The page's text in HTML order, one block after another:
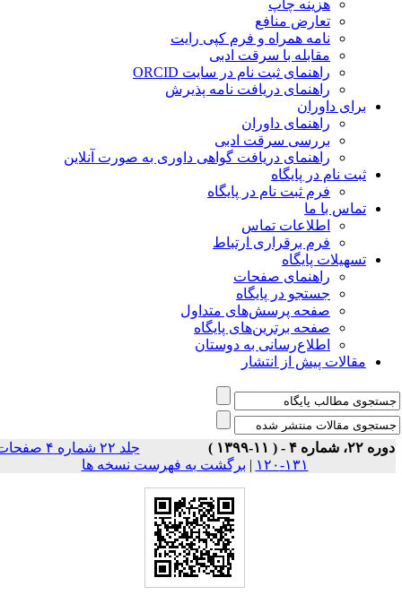
هزینه چاپ
تعارض منافع
نامه همراه و فرم کپی رایت
مقابله با سرقت ادبی
راهنمای ثبت نام در سایت ORCID
راهنمای دریافت نامه پذیرش
برای داوران
راهنمای داوران
بررسی سرقت ادبی
راهنمای دریافت گواهی داوری به صورت آنلاین
ثبت نام در پایگاه
فرم ثبت نام در پایگاه
تماس با ما
اطلاعات تماس
فرم برقراری ارتباط
تسهیلات پایگاه
راهنمای صفحات
جستجو در پایگاه
صفحه پرسش‌های متداول
صفحه برترین‌های پایگاه
اطلاع‌رسانی به دوستان
مقالات پیش از انتشار
۲۲، شماره ۴ - ( ۱۱-۱۳۹۹ )
جلد ۲۲ شماره ۴ صفحات
۱۳۱-۱۲۰
| برگشت به فهرست نسخه ها